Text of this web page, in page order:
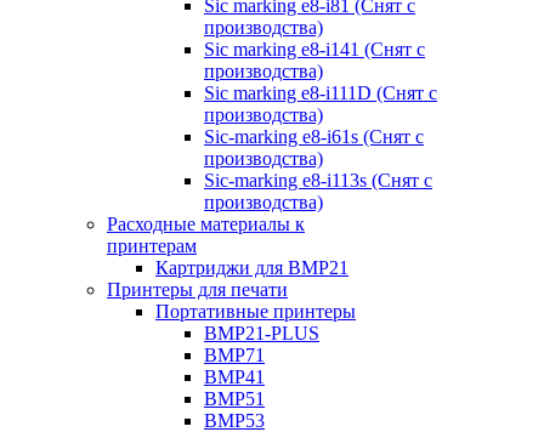
Sic marking e8-i81 (Снят с
производства)
Sic marking e8-i141 (Снят с
производства)
Sic marking e8-i111D (Снят с
производства)
Sic-marking e8-i61s (Снят с
производства)
Sic-marking e8-i113s (Снят с
производства)
Расходные материалы к
принтерам
Картриджи для BMP21
Принтеры для печати
Портативные принтеры
BMP21-PLUS
BMP71
BMP41
BMP51
BMP53